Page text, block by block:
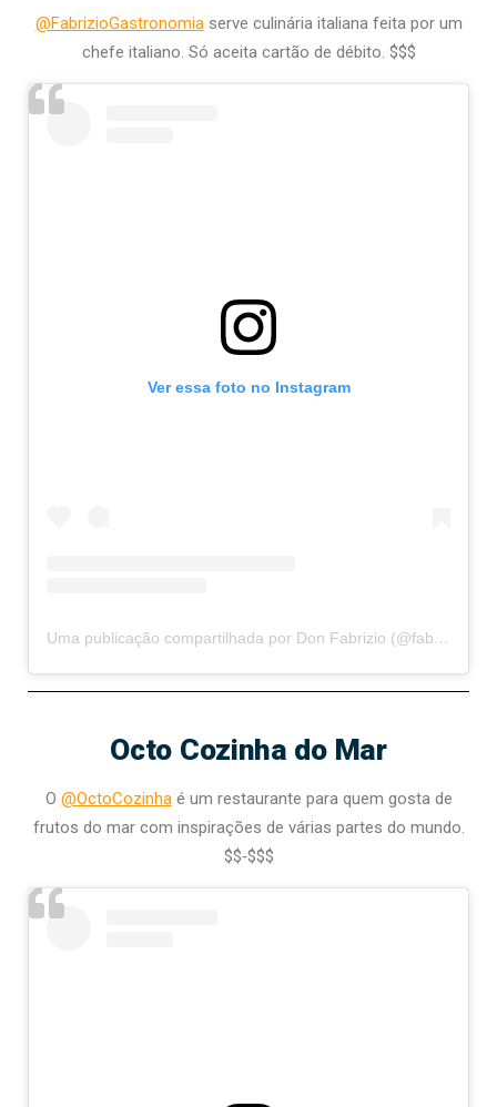
@FabrizioGastronomiaserve culinária italiana feita por um
chefe italiano. Só aceita cartão de débito. $$$
Ver essa foto no Instagram
Uma publicação compartilhada por Don Fabrizio (@fabriziogastronomia)
Octo Cozinha do Mar
O @OctoCozinhaé um restaurante para quem gosta de
frutos do mar com inspirações de várias partes do mundo.
$$‑$$$